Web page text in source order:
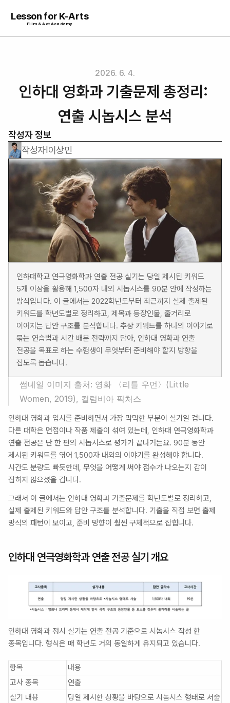
Lesson for K-Arts
Film & Act Academy
2026. 6. 4.
인하대 영화과 기출문제 총정리:
연출 시놉시스 분석
인하대학교 연극영화학과 연출 전공 실기는 당일 제시된 키워드
5개 이상을 활용해 1,500자 내외 시놉시스를 90분 안에 작성하는
방식입니다. 이 글에서는 2022학년도부터 최근까지 실제 출제된
키워드를 학년도별로 정리하고, 제목과 등장인물, 줄거리로
이어지는 답안 구조를 분석합니다. 추상 키워드를 하나의 이야기로
묶는 연습법과 시간 배분 전략까지 담아, 인하대 영화과 연출
전공을 목표로 하는 수험생이 무엇부터 준비해야 할지 방향을
잡도록 돕습니다.
썸네일 이미지 출처: 영화 〈리틀 우먼〉(Little
Women, 2019), 컬럼비아 픽처스
인하대 영화과 입시를 준비하면서 가장 막막한 부분이 실기일 겁니다.
다른 대학은 면접이나 작품 제출이 섞여 있는데, 인하대 연극영화학과
연출 전공은 단 한 편의 시놉시스로 평가가 끝나거든요. 90분 동안
제시된 키워드를 엮어 1,500자 내외의 이야기를 완성해야 합니다.
시간도 분량도 빠듯한데, 무엇을 어떻게 써야 점수가 나오는지 감이
잡히지 않으셨을 겁니다.
그래서 이 글에서는 인하대 영화과 기출문제를 학년도별로 정리하고,
실제 출제된 키워드와 답안 구조를 분석합니다. 기출을 직접 보면 출제
방식의 패턴이 보이고, 준비 방향이 훨씬 구체적으로 잡힙니다.
인하대 연극영화학과 연출 전공 실기 개요
인하대 영화과 정시 실기는 연출 전공 기준으로 시놉시스 작성 한
종목입니다. 형식은 매 학년도 거의 동일하게 유지되고 있습니다.
항목
내용
고사 종목
연출
실기 내용
당일 제시한 상황을 바탕으로 시놉시스 형태로 서술
작성자 정보
작성자| 이상민